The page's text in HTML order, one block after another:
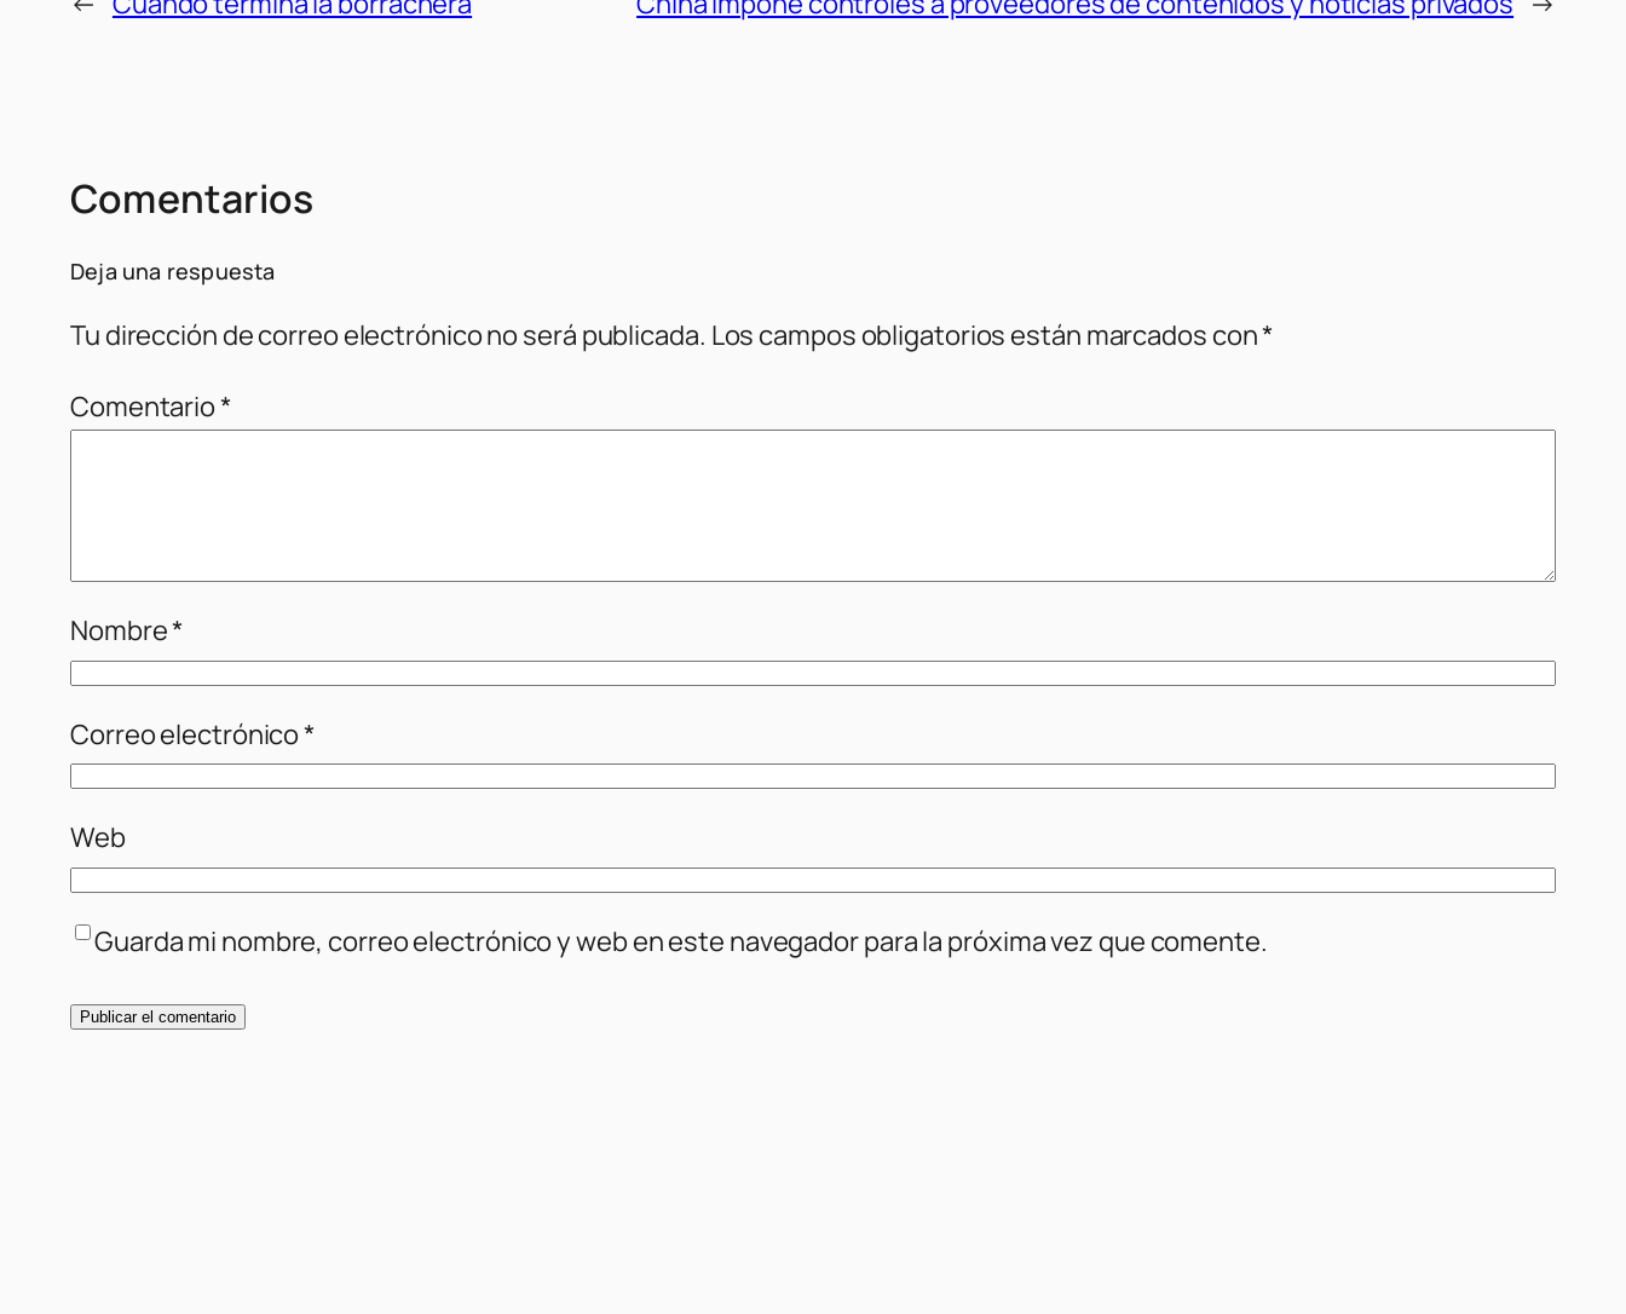
Comentarios
Deja una respuesta
Tu dirección de correo electrónico no será publicada. Los campos obligatorios están marcados con*
Comentario*
Nombre*
Correo electrónico*
Web
Guarda mi nombre, correo electrónico y web en este navegador para la próxima vez que comente.